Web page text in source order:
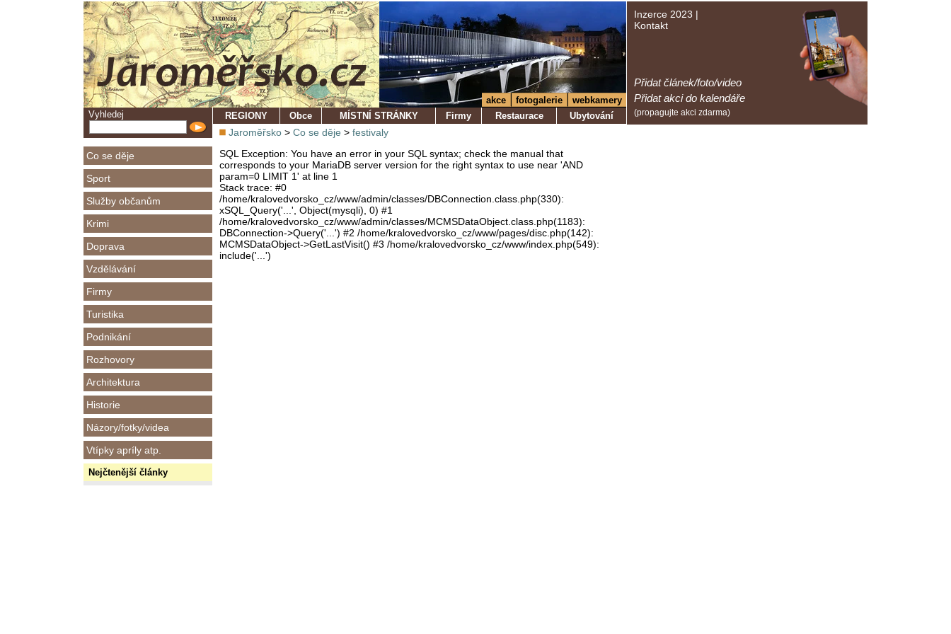
Vyhledej
Co se děje
Sport
Služby občanům
Krimi
Doprava
Vzdělávání
Firmy
Turistika
Podnikání
Rozhovory
Architektura
Historie
Názory/fotky/videa
Vtípky apríly atp.
Nejčtenější články
Inzerce 2023 |
Kontakt
Přidat článek/foto/video
Přidat akci do kalendáře
(propagujte akci zdarma)
akce fotogalerie
webkamery
REGIONY
Obce MÍSTNÍ STRÁNKY Firmy Restaurace Ubytování
Jaroměřsko > Co se děje > festivaly
SQL Exception: You have an error in your SQL syntax; check the manual that
corresponds to your MariaDB server version for the right syntax to use near 'AND
param=0 LIMIT 1' at line 1
Stack trace: #0
/home/kralovedvorsko_cz/www/admin/classes/DBConnection.class.php(330):
xSQL_Query('...', Object(mysqli), 0) #1
/home/kralovedvorsko_cz/www/admin/classes/MCMSDataObject.class.php(1183):
DBConnection->Query('...') #2 /home/kralovedvorsko_cz/www/pages/disc.php(142):
MCMSDataObject->GetLastVisit() #3 /home/kralovedvorsko_cz/www/index.php(549):
include('...')